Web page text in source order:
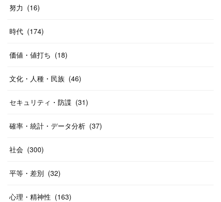
努力 (16)
時代 (174)
価値・値打ち (18)
文化・人種・民族 (46)
セキュリティ・防諜 (31)
確率・統計・データ分析 (37)
社会 (300)
平等・差別 (32)
心理・精神性 (163)